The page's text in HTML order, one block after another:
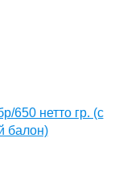
650 нетто гр. (с
балон)